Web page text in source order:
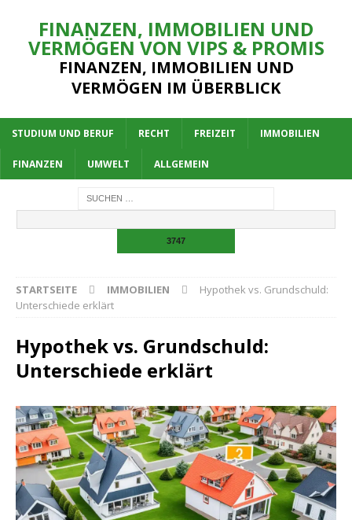
FINANZEN, IMMOBILIEN UND
VERMÖGEN VON VIPS & PROMIS
FINANZEN, IMMOBILIEN UND
VERMÖGEN IM ÜBERBLICK
STUDIUM UND BERUF RECHT FREIZEIT IMMOBILIEN
FINANZEN UMWELT ALLGEMEIN
STARTSEITE IMMOBILIEN
Hypothek vs. Grundschuld:
Unterschiede erklärt
Hypothek vs. Grundschuld:
Unterschiede erklärt